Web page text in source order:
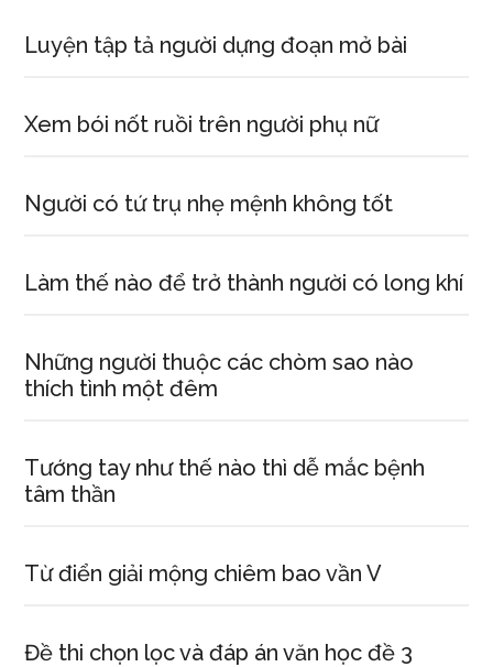
Luyện tập tả người dựng đoạn mở bài
Xem bói nốt ruồi trên người phụ nữ
Người có tứ trụ nhẹ mệnh không tốt
Làm thế nào để trở thành người có long khí
Những người thuộc các chòm sao nào
thích tình một đêm
Tướng tay như thế nào thì dễ mắc bệnh
tâm thần
Từ điển giải mộng chiêm bao vần V
Đề thi chọn lọc và đáp án văn học đề 3